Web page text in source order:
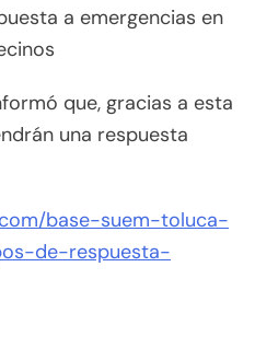
a emergencias en
que, gracias a esta
una respuesta
base-suem-toluca-
de-respuesta-